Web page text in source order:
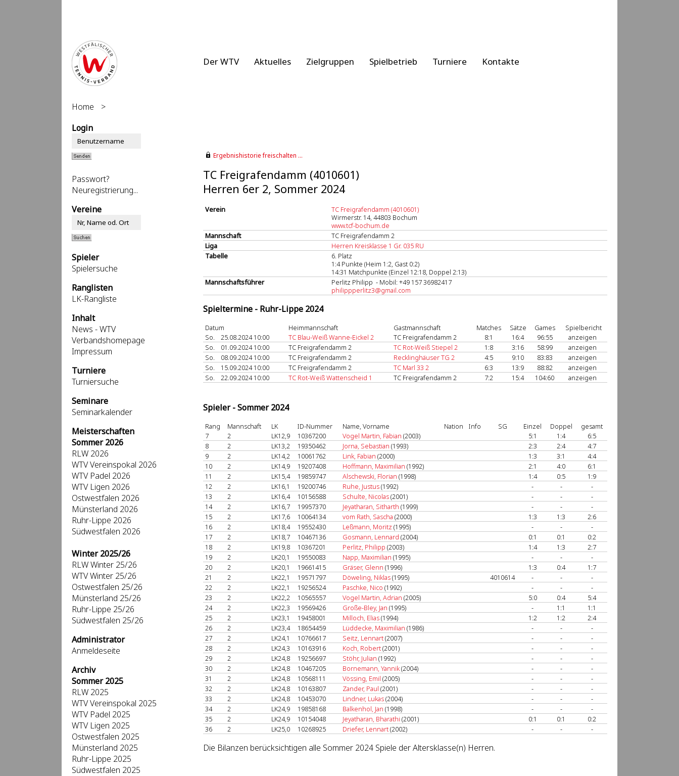
Der WTV Aktuelles Zielgruppen Spielbetrieb Turniere Kontakte
Home
>
Login
Passwort?
Neuregistrierung...
Vereine
Spieler
Spielersuche
Ranglisten
LK-Rangliste
Inhalt
News - WTV
Verbandshomepage
Impressum
Turniere
Turniersuche
Seminare
Seminarkalender
Meisterschaften
Sommer 2026
RLW 2026
WTV Vereinspokal 2026
WTV Padel 2026
WTV Ligen 2026
Ostwestfalen 2026
Münsterland 2026
Ruhr-Lippe 2026
Südwestfalen 2026
Winter 2025/26
RLW Winter 25/26
WTV Winter 25/26
Ostwestfalen 25/26
Münsterland 25/26
Ruhr-Lippe 25/26
Südwestfalen 25/26
Administrator
Anmeldeseite
Archiv
Sommer 2025
RLW 2025
WTV Vereinspokal 2025
WTV Padel 2025
WTV Ligen 2025
Ostwestfalen 2025
Münsterland 2025
Ruhr-Lippe 2025
Südwestfalen 2025
Ergebnishistorie freischalten ...
TC Freigrafendamm (4010601)
Herren 6er 2, Sommer 2024
Verein
TC Freigrafendamm (4010601)
Wirmerstr. 14, 44803 Bochum
www.tcf-bochum.de
Mannschaft
TC Freigrafendamm 2
Liga
Herren Kreisklasse 1 Gr. 035 RU
Tabelle
6. Platz
1:4 Punkte (Heim 1:2, Gast 0:2)
14:31 Matchpunkte (Einzel 12:18, Doppel 2:13)
Mannschaftsführer
Perlitz Philipp - Mobil: +49 157 36982417
philippperlitz3@gmail.com
Spieltermine - Ruhr-Lippe 2024
Datum Heimmannschaft Gastmannschaft Matches Sätze Games
Spielbericht
So.
25.08.2024 10:00 TC Blau-Weiß Wanne-Eickel 2 TC Freigrafendamm 2 8:1 16:4 96:55
anzeigen
So.
01.09.2024 10:00 TC Freigrafendamm 2 TC Rot-Weiß Stiepel 2 1:8 3:16 58:99
anzeigen
So.
08.09.2024 10:00 TC Freigrafendamm 2 Recklinghäuser TG 2 4:5 9:10 83:83
anzeigen
So.
15.09.2024 10:00 TC Freigrafendamm 2 TC Marl 33 2 6:3 13:9 88:82
anzeigen
So.
22.09.2024 10:00 TC Rot-Weiß Wattenscheid 1 TC Freigrafendamm 2 7:2 15:4 104:60 anzeigen
Spieler - Sommer 2024
Rang Mannschaft LK ID-Nummer Name, Vorname Nation Info SG Einzel Doppel
gesamt
7
2 LK12,9 10367200 Vogel Martin, Fabian (2003) 5:1 1:4
6:5
8
2 LK13,2 19350462 Jorna, Sebastian (1993) 2:3 2:4
4:7
9
2 LK14,2 10061762 Link, Fabian (2000) 1:3 3:1
4:4
10
2 LK14,9 19207408 Hoffmann, Maximilian (1992) 2:1 4:0
6:1
11
2 LK15,4 19859747 Alschewski, Florian (1998) 1:4 0:5
1:9
12
2 LK16,1 19200746 Ruhe, Justus(1992) - -
-
13
2 LK16,4 10156588 Schulte, Nicolas(2001) - -
-
14
2 LK16,7 19957370 Jeyatharan, Sitharth (1999) - -
-
15
2 LK17,6 10064134 vom Rath, Sascha (2000) 1:3 1:3
2:6
16
2 LK18,4 19552430 Leßmann, Moritz (1995) - -
-
17
2 LK18,7 10467136 Gosmann, Lennard (2004) 0:1 0:1
0:2
18
2 LK19,8 10367201 Perlitz, Philipp (2003) 1:4 1:3
2:7
19
2 LK20,1 19550083 Napp, Maximilian (1995) - -
-
20
2 LK20,1 19661415 Gräser, Glenn (1996) 1:3 0:4
1:7
21
2 LK22,1 19571797 Döweling, Niklas(1995) 4010614 - -
-
22
2 LK22,1 19256524 Paschke, Nico (1992) - -
-
23
2 LK22,2 10565557 Vogel Martin, Adrian (2005) 5:0 0:4
5:4
24
2 LK22,3 19569426 Große-Bley, Jan (1995) - 1:1
1:1
25
2 LK23,1 19458001 Milloch, Elias(1994) 1:2 1:2
2:4
26
2 LK23,4 18654459 Lüddecke, Maximilian (1986) - -
-
27
2 LK24,1 10766617 Seitz, Lennart(2007) - -
-
28
2 LK24,3 10163916 Koch, Robert(2001) - -
-
29
2 LK24,8 19256697 Stöhr, Julian (1992) - -
-
30
2 LK24,8 10467205 Bornemann, Yannik(2004) - -
-
31
2 LK24,8 10568111 Vössing, Emil (2005) - -
-
32
2 LK24,8 10163807 Zander, Paul (2001) - -
-
33
2 LK24,8 10453070 Lindner, Lukas(2004) - -
-
34
2 LK24,9 19858168 Balkenhol, Jan (1998) - -
-
35
2 LK24,9 10154048 Jeyatharan, Bharathi (2001) 0:1 0:1
0:2
36
2 LK25,0 10268925 Driefer, Lennart(2002) - - -
Die Bilanzen berücksichtigen alle Sommer 2024 Spiele der Altersklasse(n) Herren.